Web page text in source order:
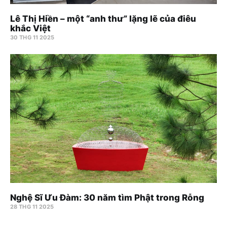
Lê Thị Hiền – một “anh thư” lặng lẽ của điêu
khắc Việt
30 THG 11 2025
Nghệ Sĩ Ưu Đàm: 30 năm tìm Phật trong Rỗng
28 THG 11 2025